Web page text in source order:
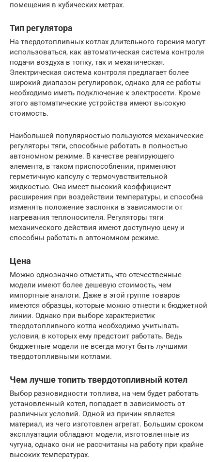
помещения в кубических метрах.
Тип регулятора
На твердотопливных котлах длительного горения могут
использоваться, как автоматическая система контроля
подачи воздуха в топку, так и механическая.
Электрическая система контроля предлагает более
широкий диапазон регулировок, однако для ее работы
необходимо иметь подключение к электросети. Кроме
этого автоматические устройства имеют высокую
стоимость.
Наибольшей популярностью пользуются механические
регуляторы тяги, способные работать в полностью
автономном режиме. В качестве реагирующего
элемента, в таком приспособлении, применяют
герметичную капсулу с термочувствительной
жидкостью. Она имеет высокий коэффициент
расширения при воздействии температуры, и способна
изменять положение заслонки в зависимости от
нагревания теплоносителя. Регуляторы тяги
механического действия имеют доступную цену и
способны работать в автономном режиме.
Цена
Можно однозначно отметить, что отечественные
модели имеют более дешевую стоимость, чем
импортные аналоги. Даже в этой группе товаров
имеются образцы, которые можно отнести к бюджетной
линии. Однако при выборе характеристик
твердотопливного котла необходимо учитывать
условия, в которых ему предстоит работать. Ведь
бюджетные модели не всегда могут быть лучшими
твердотопливными котлами.
Чем лучше топить твердотопливный котел
Выбор разновидности топлива, на чем будет работать
установленный котел, попадает в зависимость от
различных условий. Одной из причин является
материал, из чего изготовлен агрегат. Большим сроком
эксплуатации обладают модели, изготовленные из
чугуна, однако они не рассчитаны на работу при крайне
высоких температурах.